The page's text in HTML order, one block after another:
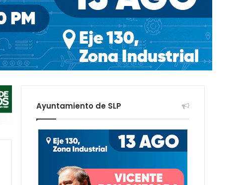
Ayuntamiento de SLP